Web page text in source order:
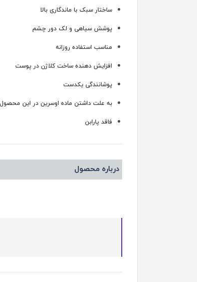
ساختار سبک با ماندگاری بالا
پوشش سیاهی و لک دور چشم
مناسب استفاده روزانه
افزایش دهنده ساخت کلاژن در پوست
پوشانندگی یکدست
به علت داشتن ماده اوسرین در این
فاقد پارابن
درباره محصول